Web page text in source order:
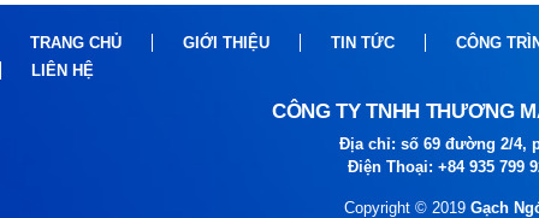
TRANG CHỦ GIỚI THIỆU TIN TỨC
CÔNG
LIÊN HỆ
CÔNG TY TNHH THƯƠNG
Địa chỉ: số 69 đường 2/4,
Điện Thoại: +84 935 799
Copyright © 2019 Gạch